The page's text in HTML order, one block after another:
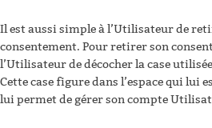
Il est aussi simple à l’Utilisateur de
consentement. Pour retirer son
l’Utilisateur de décocher la case
Cette case figure dans l’espace qui lui
lui permet de gérer son compte